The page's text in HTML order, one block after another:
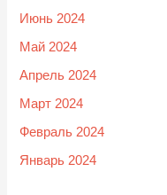
Июнь 2024
Май 2024
Апрель 2024
Март 2024
Февраль 2024
Январь 2024